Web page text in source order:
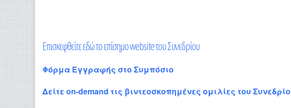
Επισκεφθείτε εδώ το επίσημο website του Συνεδρίου
Φόρμα Εγγραφής στο Συμπόσιο
Δείτε on-demand τις βιντεοσκοπημένες ομιλίες του